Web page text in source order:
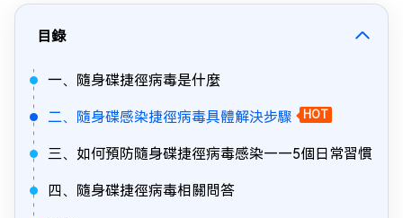
目錄
一、隨身碟捷徑病毒是什麼
二、隨身碟感染捷徑病毒具體解決步驟 HOT
三、如何預防隨身碟捷徑病毒感染——5個日常習慣
四、隨身碟捷徑病毒相關問答